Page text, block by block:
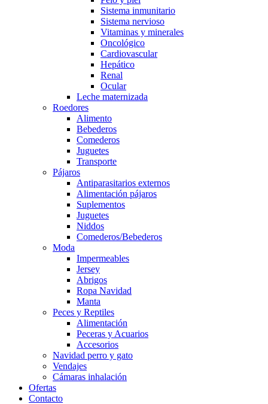
Sistema inmunitario
Sistema nervioso
Vitaminas y minerales
Oncológico
Cardiovascular
Hepático
Renal
Ocular
Leche maternizada
Roedores
Alimento
Bebederos
Comederos
Juguetes
Transporte
Pájaros
Antiparasitarios externos
Alimentación pájaros
Suplementos
Juguetes
Niddos
Comederos/Bebederos
Moda
Impermeables
Jersey
Abrigos
Ropa Navidad
Manta
Peces y Reptiles
Alimentación
Peceras y Acuarios
Accesorios
Navidad perro y gato
Vendajes
Cámaras inhalación
Ofertas
Contacto